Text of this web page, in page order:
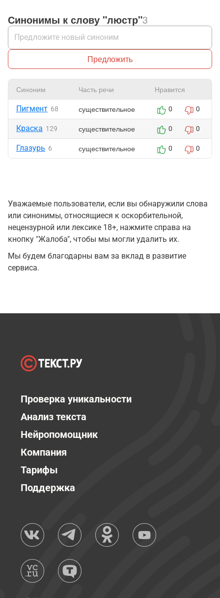
Синонимы к слову "люстр"3
Предложить
Синоним Часть речи Нравится
Пигмент 68 существительное 0 0
Краска 129 существительное 0 0
Глазурь 6 существительное 0 0
Уважаемые пользователи, если вы обнаружили слова
или синонимы, относящиеся к оскорбительной,
нецензурной или лексике 18+, нажмите справа на
кнопку "Жалоба", чтобы мы могли удалить их.
Мы будем благодарны вам за вклад в развитие
сервиса.
Проверка уникальности
Анализ текста
Нейропомощник
Компания
Тарифы
Поддержка